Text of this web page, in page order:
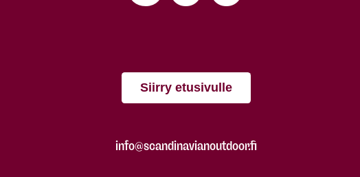
Siirry etusivulle
info@scandinavianoutdoor.fi